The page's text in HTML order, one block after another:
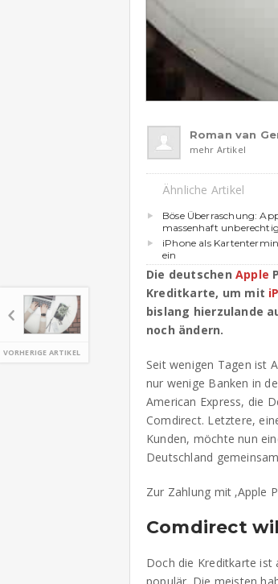
VORHERIGE ARTIKEL
Roman van
mehr Artikel
Ähnliche Artikel
Böse Überraschung:
massenhaft
iPhone als
ein
Die deutschen Apple
Kreditkarte, um mit
bislang hierzulande
noch ändern.
Seit wenigen Tagen ist
nur wenige Banken in
American Express, die
Comdirect. Letztere,
Kunden, möchte nun
Deutschland
Zur Zahlung mit ‚Apple
Comdirect
Doch die Kreditkarte ist